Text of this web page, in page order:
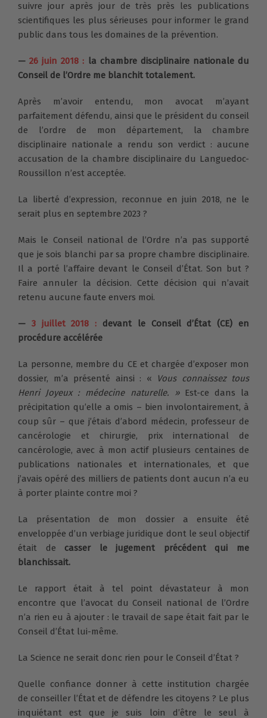
suivre jour après jour de très près les publications
scientifiques les plus sérieuses pour informer le grand
public dans tous les domaines de la prévention.
—26 juin 2018 : la chambre disciplinaire nationale du
Conseil de l’Ordre me blanchit totalement.
Après m’avoir entendu, mon avocat m’ayant
parfaitement défendu, ainsi que le président du conseil
de l’ordre de mon département, la chambre
disciplinaire nationale a rendu son verdict : aucune
accusation de la chambre disciplinaire du Languedoc-
Roussillon n’est acceptée.
La liberté d’expression, reconnue en juin 2018, ne le
serait plus en septembre 2023 ?
Mais le Conseil national de l’Ordre n’a pas supporté
que je sois blanchi par sa propre chambre disciplinaire.
Il a porté l’affaire devant le Conseil d’État. Son but ?
Faire annuler la décision. Cette décision qui n’avait
retenu aucune faute envers moi.
— 3 juillet 2018 : devant le Conseil d’État (CE) en
procédure accélérée
La personne, membre du CE et chargée d’exposer mon
dossier, m’a présenté ainsi : «
Vous connaissez tous
Henri Joyeux : médecine naturelle. »Est-ce dans la
précipitation qu’elle a omis – bien involontairement, à
coup sûr – que j’étais d’abord médecin, professeur de
cancérologie et chirurgie, prix international de
cancérologie, avec à mon actif plusieurs centaines de
publications nationales et internationales, et que
j’avais opéré des milliers de patients dont aucun n’a eu
à porter plainte contre moi ?
La présentation de mon dossier a ensuite été
enveloppée d’un verbiage juridique dont le seul objectif
était de casser le jugement précédent qui me
blanchissait.
Le rapport était à tel point dévastateur à mon
encontre que l’avocat du Conseil national de l’Ordre
n’a rien eu à ajouter : le travail de sape était fait par le
Conseil d’État lui-même.
La Science ne serait donc rien pour le Conseil d’État ?
Quelle confiance donner à cette institution chargée
de conseiller l’État et de défendre les citoyens ? Le plus
inquiétant est que je suis loin d’être le seul à